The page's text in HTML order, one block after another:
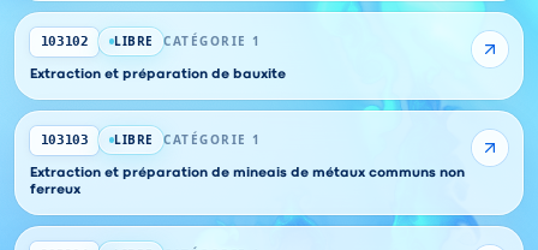
103102 LIBRE CATÉGORIE 1
Extraction et préparation de bauxite
103103 LIBRE CATÉGORIE 1
Extraction et préparation de mineais de métaux communs non
ferreux